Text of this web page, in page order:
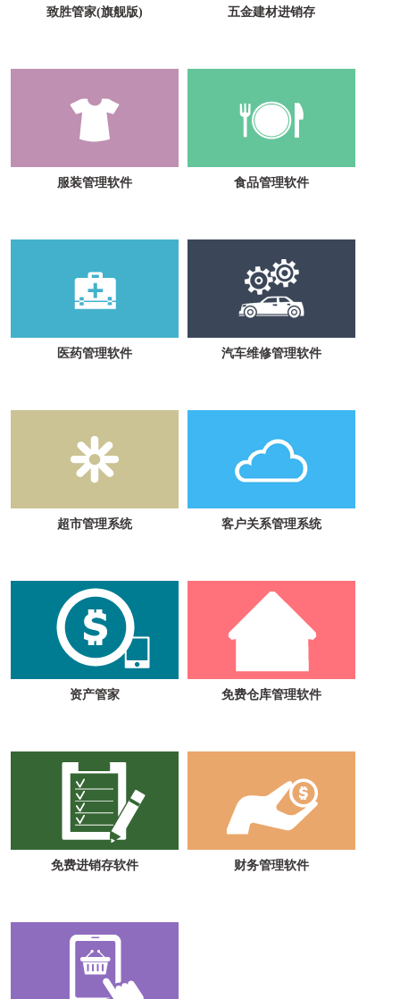
致胜管家(旗舰版) 五金建材进销存
服装管理软件 食品管理软件
医药管理软件 汽车维修管理软件
超市管理系统 客户关系管理系统
资产管家 免费仓库管理软件
免费进销存软件 财务管理软件